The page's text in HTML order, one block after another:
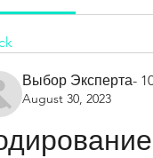
Выбор Эксперта-
August 30, 2023